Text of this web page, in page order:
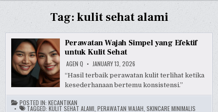
Tag:kulit sehat alami
Perawatan Wajah Simpel yang Efektif
untuk Kulit Sehat
AGEN Q JANUARY 13, 2026
“Hasil terbaik perawatan kulit terlihat ketika
kesederhanaan bertemu konsistensi.”
POSTED IN:KECANTIKAN
TAGGED:KULIT SEHAT ALAMI ,PERAWATAN WAJAH ,SKINCARE MINIMALIS